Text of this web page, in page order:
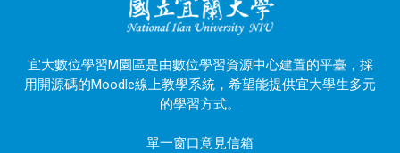
宜大數位學習M園區是由數位學習資源中心建置的平臺，採
用開源碼的Moodle線上教學系統，希望能提供宜大學生多元
的學習方式。
單一窗口意見信箱